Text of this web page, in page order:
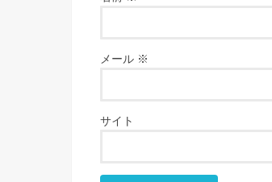
メール ※
サイト